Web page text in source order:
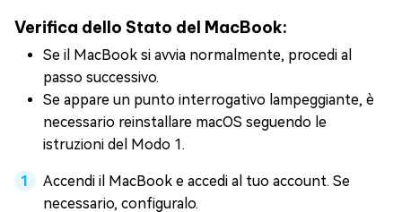
Verifica dello Stato del MacBook:
Se il MacBook si avvia normalmente, procedi al
passo successivo.
Se appare un punto interrogativo lampeggiante, è
necessario reinstallare macOS seguendo le
istruzioni del Modo 1.
Accendi il MacBook e accedi al tuo account. Se
necessario, configuralo.